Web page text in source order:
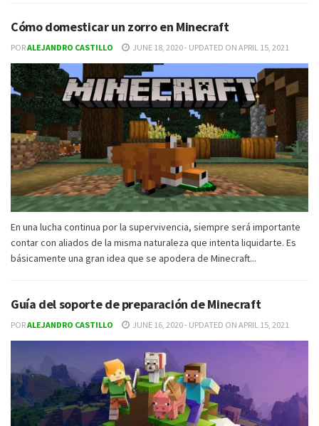
Cómo domesticar un zorro en Minecraft
PORALEJANDRO CASTILLO JUNE 18, 2020 - UPDATED ON APRIL 15, 2021
En una lucha continua por la supervivencia, siempre será importante
contar con aliados de la misma naturaleza que intenta liquidarte. Es
básicamente una gran idea que se apodera de Minecraft...
Guía del soporte de preparación de Minecraft
PORALEJANDRO CASTILLO JUNE 16, 2020 - UPDATED ON APRIL 15, 2021